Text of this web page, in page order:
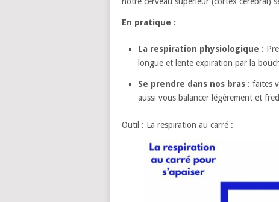
En pratique :
La respiration physiologique :
longue et lente expiration par la
Se prendre dans nos bras : faites
aussi vous balancer légèrement et
Outil : La respiration au carré :